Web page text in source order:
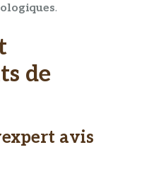
.
de
avis